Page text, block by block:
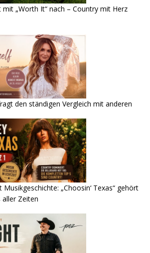
„Worth It“ nach – Country mit Herz
den ständigen Vergleich mit anderen
Musikgeschichte: „Choosin‘ Texas“ gehört
Zeiten